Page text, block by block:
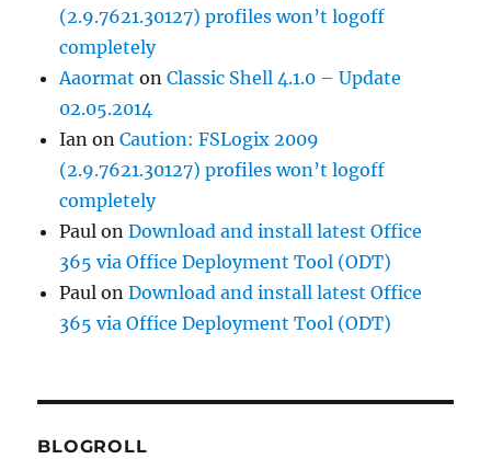
(2.9.7621.30127) profiles won’t logoff
completely
Aaormat onClassic Shell 4.1.0 – Update
02.05.2014
Ian onCaution: FSLogix 2009
(2.9.7621.30127) profiles won’t logoff
completely
Paul onDownload and install latest Office
365 via Office Deployment Tool (ODT)
Paul onDownload and install latest Office
365 via Office Deployment Tool (ODT)
BLOGROLL